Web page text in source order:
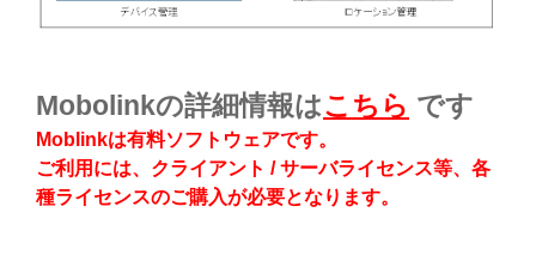
Mobolinkの詳細情報はこちら です
Moblinkは有料ソフトウェアです。
ご利用には、クライアント / サーバライセンス等、 各
種ライセンスのご購入が必要となります。